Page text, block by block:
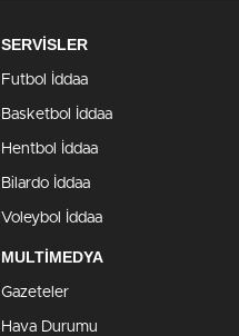
SERVİSLER
Futbol İddaa
Basketbol İddaa
Hentbol İddaa
Bilardo İddaa
Voleybol İddaa
MULTİMEDYA
Gazeteler
Hava Durumu